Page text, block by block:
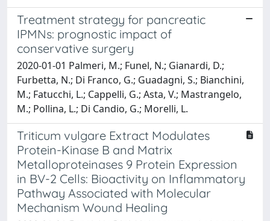
Treatment strategy for pancreatic
IPMNs: prognostic impact of
conservative surgery
2020-01-01 Palmeri, M.; Funel, N.; Gianardi, D.;
Furbetta, N.; Di Franco, G.; Guadagni, S.; Bianchini,
M.; Fatucchi, L.; Cappelli, G.; Asta, V.; Mastrangelo,
M.; Pollina, L.; Di Candio, G.; Morelli, L.
Triticum vulgare Extract Modulates
Protein-Kinase B and Matrix
Metalloproteinases 9 Protein Expression
in BV-2 Cells: Bioactivity on Inflammatory
Pathway Associated with Molecular
Mechanism Wound Healing